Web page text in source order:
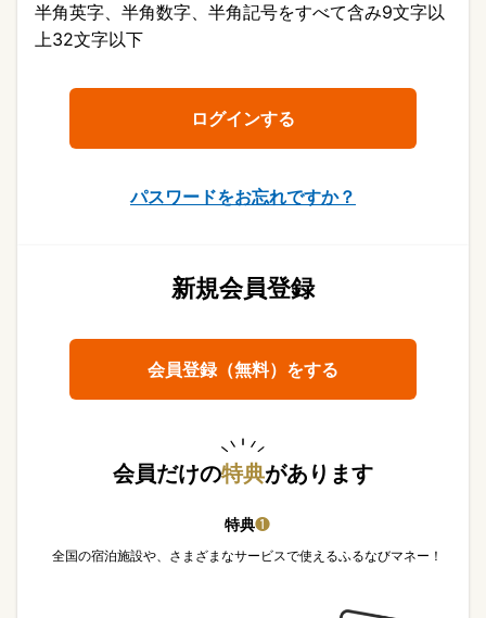
半角英字、半角数字、半角記号をすべて含み9文字以
上32文字以下
パスワードをお忘れですか？
新規会員登録
会員登録（無料）をする
会員だけの特典があります
特典❶
全国の宿泊施設や、さまざまなサービスで使えるふるなびマネー！